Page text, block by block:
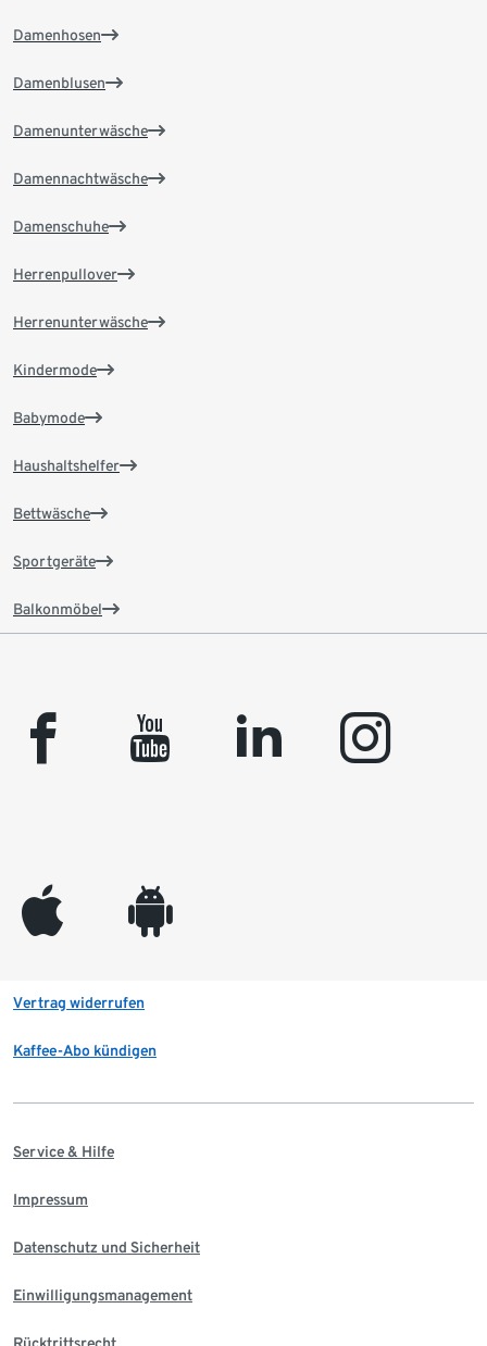
Damenhosen
Damenblusen
Damenunterwäsche
Damennachtwäsche
Damenschuhe
Herrenpullover
Herrenunterwäsche
Kindermode
Babymode
Haushaltshelfer
Bettwäsche
Sportgeräte
Balkonmöbel
facebook youtube linkedin instagram
appleinc android
Vertrag widerrufen
Kaffee-Abo kündigen
Service & Hilfe
Impressum
Datenschutz und Sicherheit
Einwilligungsmanagement
Rücktrittsrecht